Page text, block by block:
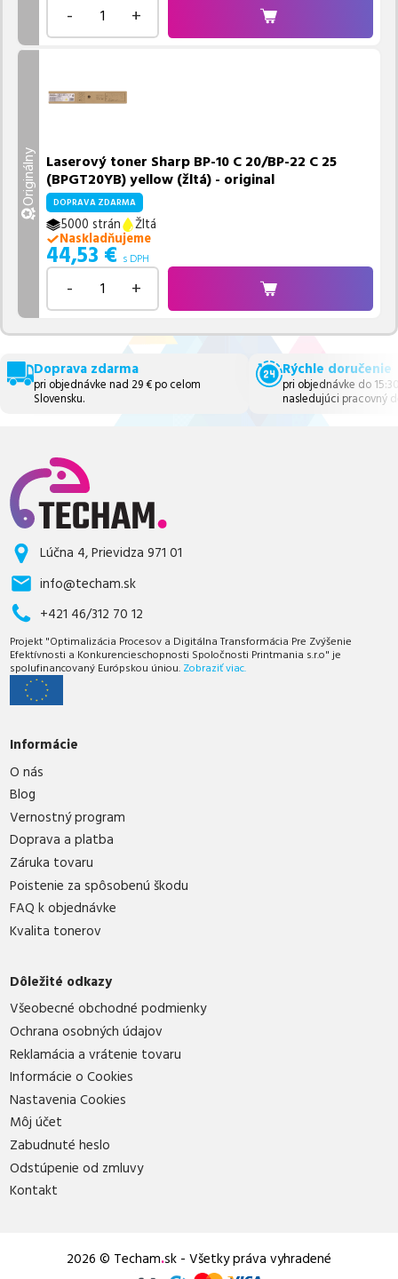
- +
Originálny Laserový toner Sharp BP-10 C 20/BP-22 C 25
(BPGT20YB) yellow (žltá) - original
DOPRAVA ZDARMA
5000 strán
Žltá
Naskladňujeme
44,53 € s DPH
- +
Doprava zdarma
pri objednávke nad 29 € po celom
Slovensku.
Rýchle doručenie
pri objednávke do
nasledujúci pracovný
Lúčna 4, Prievidza 971 01
info@techam.sk
+421 46/312 70 12
Projekt "Optimalizácia Procesov a Digitálna Transformácia Pre Zvýšenie
Efektívnosti a Konkurencieschopnosti Spoločnosti Printmania s.r.o" je
spolufinancovaný Európskou úniou. Zobraziť viac.
Informácie
O nás
Blog
Vernostný program
Doprava a platba
Záruka tovaru
Poistenie za spôsobenú škodu
FAQ k objednávke
Kvalita tonerov
Dôležité odkazy
Všeobecné obchodné podmienky
Ochrana osobných údajov
Reklamácia a vrátenie tovaru
Informácie o Cookies
Nastavenia Cookies
Môj účet
Zabudnuté heslo
Odstúpenie od zmluvy
Kontakt
2026 © Techam.sk - Všetky práva vyhradené